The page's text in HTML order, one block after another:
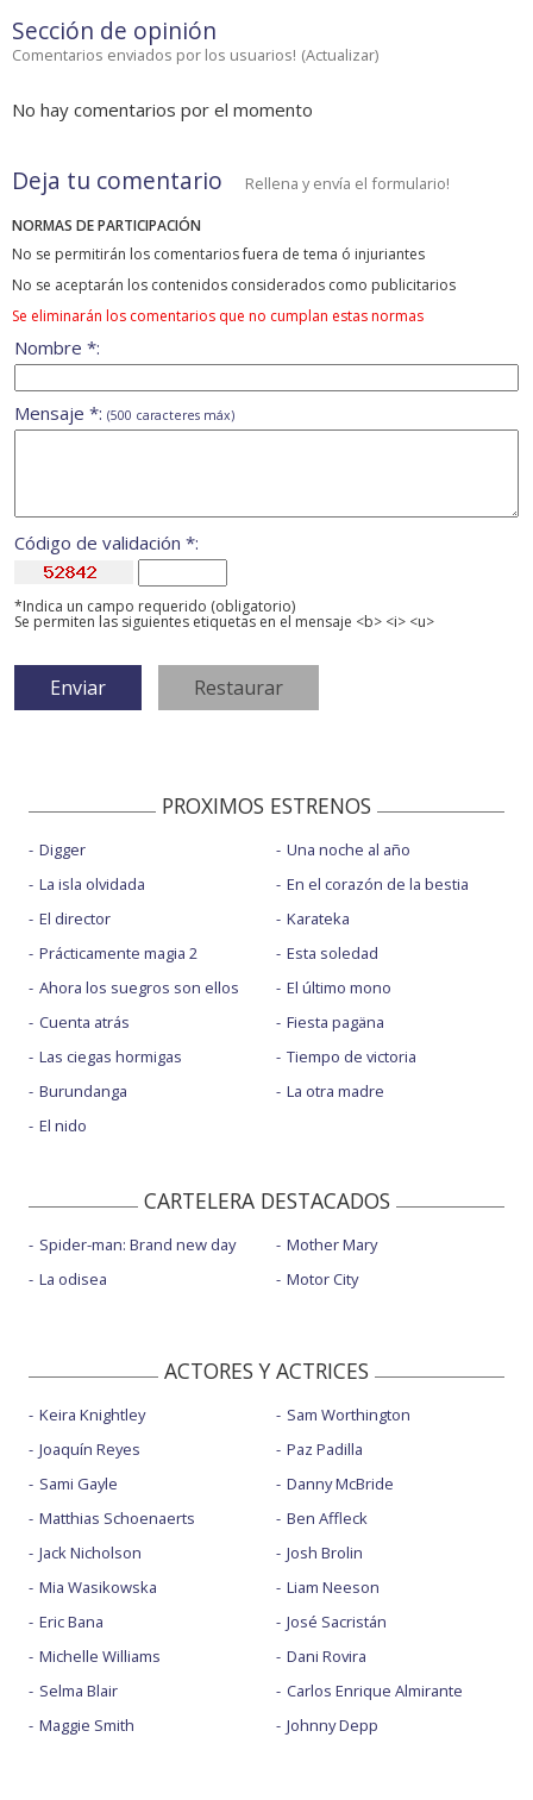
Sección de opinión
Comentarios enviados por los usuarios! (Actualizar)
No hay comentarios por el momento
Deja tu comentario Rellena y envía el formulario!
NORMAS DE PARTICIPACIÓN
No se permitirán los comentarios fuera de tema ó injuriantes
No se aceptarán los contenidos considerados como publicitarios
Se eliminarán los comentarios que no cumplan estas normas
Nombre *:
Mensaje *: (500 caracteres máx)
Código de validación *:
*Indica un campo requerido (obligatorio)
Se permiten las siguientes etiquetas en el mensaje <b> <i> <u>
PROXIMOS ESTRENOS
Digger
La isla olvidada
El director
Prácticamente magia 2
Ahora los suegros son ellos
Cuenta atrás
Las ciegas hormigas
Burundanga
El nido
Una noche al año
En el corazón de la bestia
Karateka
Esta soledad
El último mono
Fiesta pagäna
Tiempo de victoria
La otra madre
CARTELERA DESTACADOS
Spider-man: Brand new day
La odisea
Mother Mary
Motor City
ACTORES Y ACTRICES
Keira Knightley
Joaquín Reyes
Sami Gayle
Matthias Schoenaerts
Jack Nicholson
Mia Wasikowska
Eric Bana
Michelle Williams
Selma Blair
Maggie Smith
Sam Worthington
Paz Padilla
Danny McBride
Ben Affleck
Josh Brolin
Liam Neeson
José Sacristán
Dani Rovira
Carlos Enrique Almirante
Johnny Depp